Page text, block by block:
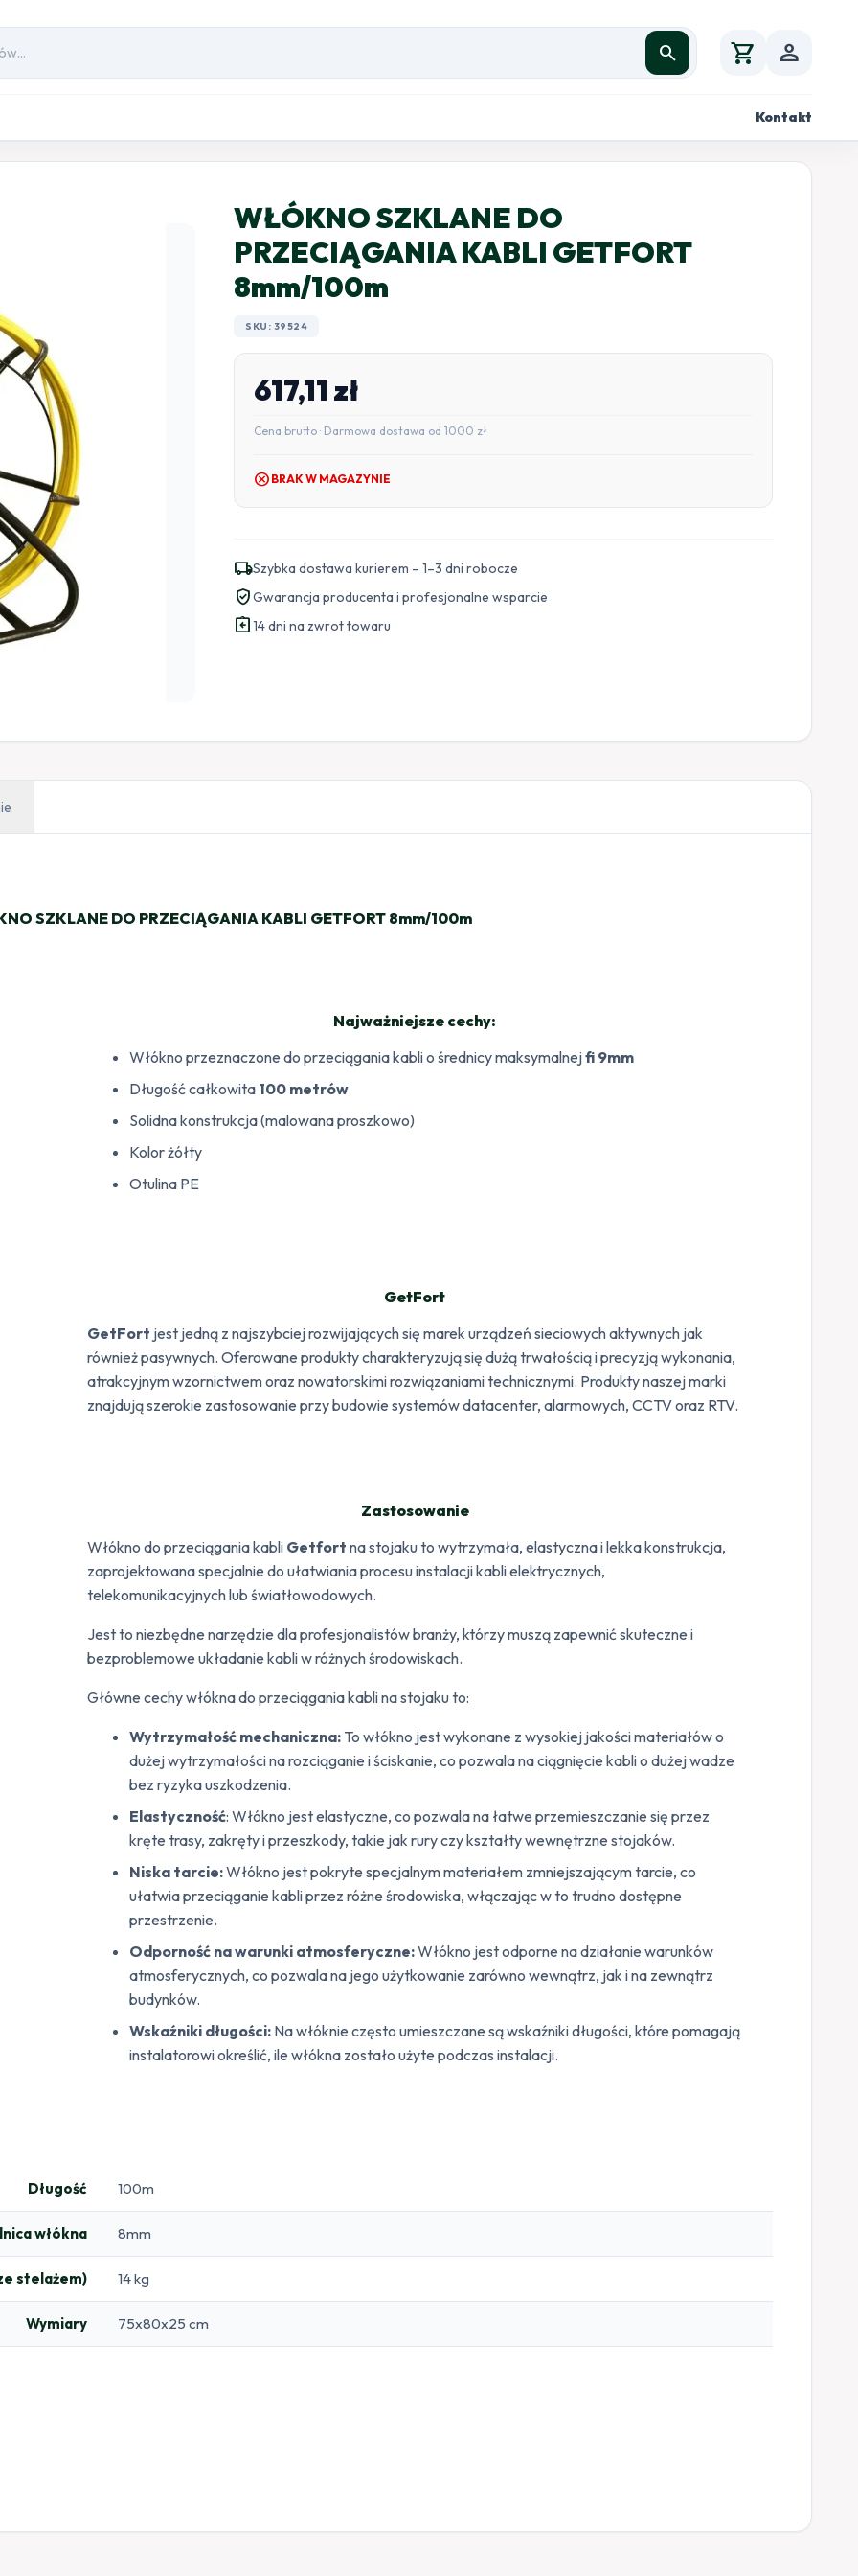
search shopping_cart person
Kontakt
WŁÓKNO SZKLANE DO
PRZECIĄGANIA KABLI GETFORT
8mm/100m
SKU: 39524
617,11 zł
Cena brutto · Darmowa dostawa od 1000 zł
cancel BRAK W MAGAZYNIE
local_shippingSzybka dostawa kurierem – 1–3 dni robocze
verified_userGwarancja producenta i profesjonalne wsparcie
assignment_return14 dni na zwrot towaru
SZKLANE DO PRZECIĄGANIA KABLI GETFORT 8mm/100m
Najważniejsze cechy:
Włókno przeznaczone do przeciągania kabli o średnicy maksymalnejfi 9mm
Długość całkowita 100 metrów
Solidna konstrukcja (malowana proszkowo)
Kolor żółty
Otulina PE
GetFort
GetFort jest jedną z najszybciej rozwijających się marek urządzeń sieciowych aktywnych jak
również pasywnych. Oferowane produkty charakteryzują się dużą trwałością i precyzją wykonania,
atrakcyjnym wzornictwem oraz nowatorskimi rozwiązaniami technicznymi. Produkty naszej marki
znajdują szerokie zastosowanie przy budowie systemów datacenter, alarmowych, CCTV oraz RTV.
Zastosowanie
Włókno do przeciągania kabli Getfortna stojaku to wytrzymała, elastyczna i lekka konstrukcja,
zaprojektowana specjalnie do ułatwiania procesu instalacji kabli elektrycznych,
telekomunikacyjnych lub światłowodowych.
Jest to niezbędne narzędzie dla profesjonalistów branży, którzy muszą zapewnić skuteczne i
bezproblemowe układanie kabli w różnych środowiskach.
Główne cechy włókna do przeciągania kabli na stojaku to:
Wytrzymałość mechaniczna: To włókno jest wykonane z wysokiej jakości materiałów o
dużej wytrzymałości na rozciąganie i ściskanie, co pozwala na ciągnięcie kabli o dużej wadze
bez ryzyka uszkodzenia.
Elastyczność: Włókno jest elastyczne, co pozwala na łatwe przemieszczanie się przez
kręte trasy, zakręty i przeszkody, takie jak rury czy kształty wewnętrzne stojaków.
Niska tarcie:Włókno jest pokryte specjalnym materiałem zmniejszającym tarcie, co
ułatwia przeciąganie kabli przez różne środowiska, włączając w to trudno dostępne
przestrzenie.
Odporność na warunki atmosferyczne:Włókno jest odporne na działanie warunków
atmosferycznych, co pozwala na jego użytkowanie zarówno wewnątrz, jak i na zewnątrz
budynków.
Wskaźniki długości: Na włóknie często umieszczane są wskaźniki długości, które pomagają
instalatorowi określić, ile włókna zostało użyte podczas instalacji.
Długość 100m
włókna 8mm
stelażem) 14 kg
Wymiary 75x80x25 cm